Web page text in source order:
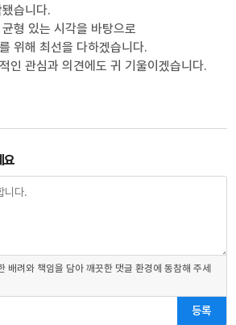
습니다.
형 있는 시각을 바탕으로
위해 최선을 다하겠습니다.
인 관심과 의견에도 귀 기울이겠습니다.
요
배려와 책임을 담아 깨끗한 댓글 환경에 동참해 주세
등록